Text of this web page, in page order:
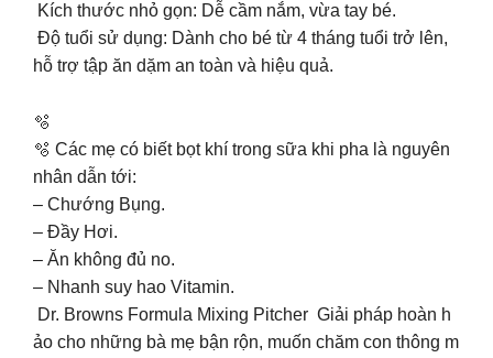
Kích thước nhỏ gọn: Dễ cầm nắm, vừa tay bé.
Độ tuổi sử dụng: Dành cho bé từ 4 tháng tuổi trở lên,
hỗ trợ tập ăn dặm an toàn và hiệu quả.
🫧
🫧 Các mẹ có biết bọt khí trong sữa khi pha là nguyên
nhân dẫn tới:
– Chướng Bụng.
– Đầy Hơi.
– Ăn không đủ no.
– Nhanh suy hao Vitamin.
Dr. Browns Formula Mixing Pitcher Giải pháp hoàn h
ảo cho những bà mẹ bận rộn, muốn chăm con thông m